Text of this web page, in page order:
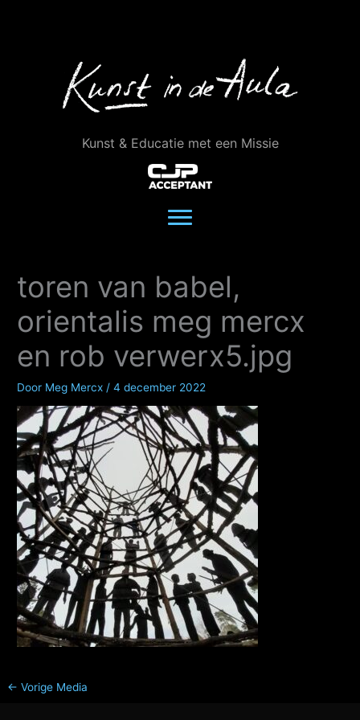
Kunst & Educatie met een Missie
toren van babel,
orientalis meg mercx
en rob verwerx5.jpg
Door Meg Mercx /4 december 2022
← Vorige Media